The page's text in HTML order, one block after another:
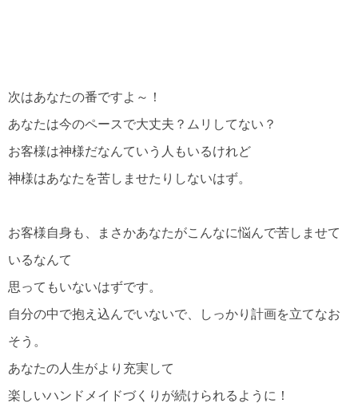
次はあなたの番ですよ～！
あなたは今のペースで大丈夫？ムリしてない？
お客様は神様だなんていう人もいるけれど
神様はあなたを苦しませたりしないはず。
お客様自身も、まさかあなたがこんなに悩んで苦しませて
いるなんて
思ってもいないはずです。
自分の中で抱え込んでいないで、しっかり計画を立てなお
そう。
あなたの人生がより充実して
楽しいハンドメイドづくりが続けられるように！